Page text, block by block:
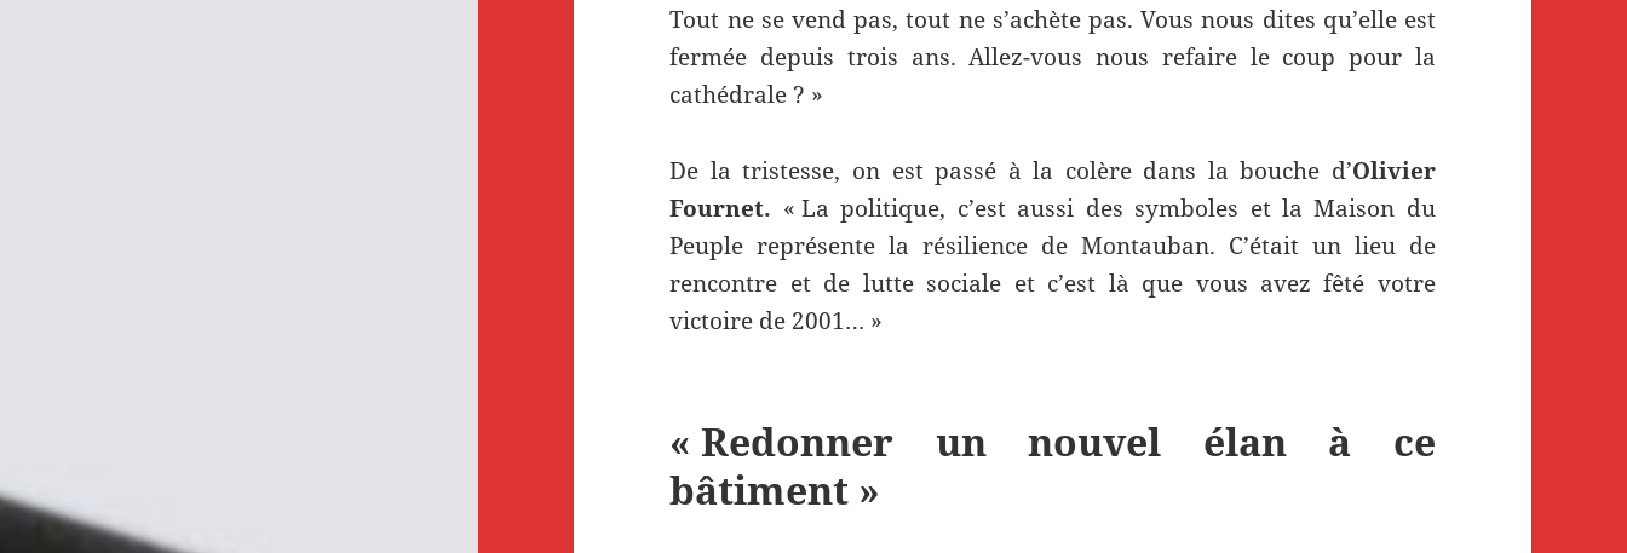
Tout ne se vend pas, tout ne s’achète pas. Vous nous dites qu’elle est
fermée depuis trois ans. Allez-vous nous refaire le coup pour la
cathédrale ? »
De la tristesse, on est passé à la colère dans la bouche d’Olivier
Fournet. « La politique, c’est aussi des symboles et la Maison du
Peuple représente la résilience de Montauban. C’était un lieu de
rencontre et de lutte sociale et c’est là que vous avez fêté votre
victoire de 2001… »
« Redonner un nouvel élan à ce
bâtiment »